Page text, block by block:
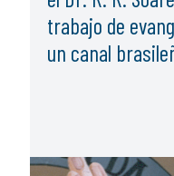
trabajo de
un canal